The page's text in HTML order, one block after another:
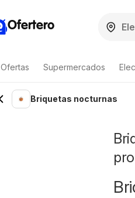
Ofertero
Ofertas Supermercados
Briquetas nocturnas